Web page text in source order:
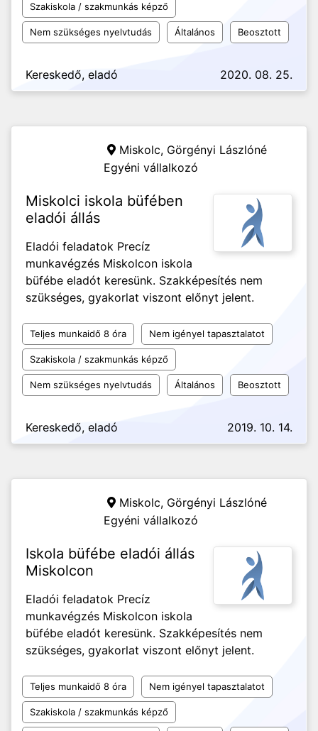
Szakiskola / szakmunkás képző
Nem szükséges nyelvtudás Általános Beosztott
Kereskedő, eladó 2020. 08. 25.
Miskolc, Görgényi Lászlóné
Egyéni vállalkozó
Miskolci iskola büfében
eladói állás
Eladói feladatok Precíz
munkavégzés Miskolcon iskola
büfébe eladót keresünk. Szakképesítés nem
szükséges, gyakorlat viszont előnyt jelent.
Teljes munkaidő 8 óra Nem igényel tapasztalatot
Szakiskola / szakmunkás képző
Nem szükséges nyelvtudás Általános Beosztott
Kereskedő, eladó 2019. 10. 14.
Miskolc, Görgényi Lászlóné
Egyéni vállalkozó
Iskola büfébe eladói állás
Miskolcon
Eladói feladatok Precíz
munkavégzés Miskolcon iskola
büfébe eladót keresünk. Szakképesítés nem
szükséges, gyakorlat viszont előnyt jelent.
Teljes munkaidő 8 óra Nem igényel tapasztalatot
Szakiskola / szakmunkás képző